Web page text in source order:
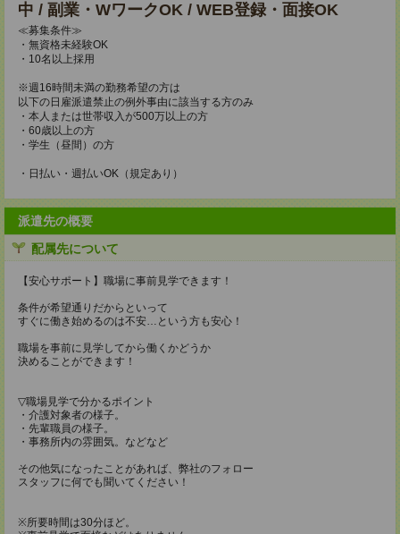
中 / 副業・WワークOK / WEB登録・面接OK
≪募集条件≫
・無資格未経験OK
・10名以上採用
※週16時間未満の勤務希望の方は
以下の日雇派遣禁止の例外事由に該当する方のみ
・本人または世帯収入が500万以上の方
・60歳以上の方
・学生（昼間）の方
・日払い・週払いOK（規定あり）
派遣先の概要
配属先について
【安心サポート】職場に事前見学できます！
条件が希望通りだからといって
すぐに働き始めるのは不安…という方も安心！
職場を事前に見学してから働くかどうか
決めることができます！
▽職場見学で分かるポイント
・介護対象者の様子。
・先輩職員の様子。
・事務所内の雰囲気。などなど
その他気になったことがあれば、弊社のフォロー
スタッフに何でも聞いてください！
※所要時間は30分ほど。